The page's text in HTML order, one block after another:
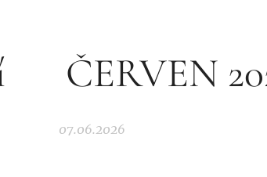
🎯ČERVEN
07.06.2026